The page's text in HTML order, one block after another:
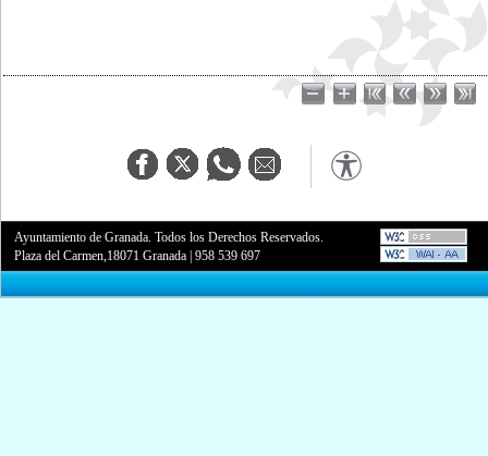
Ayuntamiento de Granada. Todos los Derechos Reservados.
Plaza del Carmen,18071 Granada |958 539 697